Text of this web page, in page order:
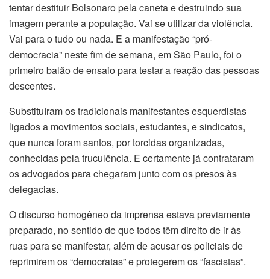
tentar destituir Bolsonaro pela caneta e destruindo sua
imagem perante a população. Vai se utilizar da violência.
Vai para o tudo ou nada. E a manifestação “pró-
democracia” neste fim de semana, em São Paulo, foi o
primeiro balão de ensaio para testar a reação das pessoas
descentes.
Substituíram os tradicionais manifestantes esquerdistas
ligados a movimentos sociais, estudantes, e sindicatos,
que nunca foram santos, por torcidas organizadas,
conhecidas pela truculência. E certamente já contrataram
os advogados para chegaram junto com os presos às
delegacias.
O discurso homogêneo da imprensa estava previamente
preparado, no sentido de que todos têm direito de ir às
ruas para se manifestar, além de acusar os policiais de
reprimirem os “democratas” e protegerem os “fascistas”.